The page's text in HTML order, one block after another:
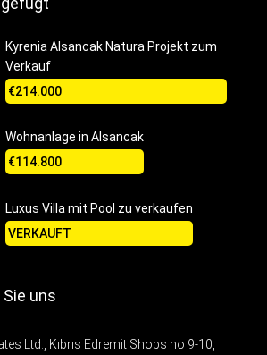
Kyrenia Alsancak Natura Projekt zum
Verkauf
€214.000
Wohnanlage in Alsancak
€114.800
Luxus Villa mit Pool zu verkaufen
VERKAUFT
uns
Ltd., Kıbrıs Edremit Shops no 9-10,